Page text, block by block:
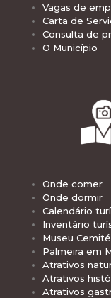
Vagas de
Carta de
Consulta de
O Município
Onde comer
Onde dormir
Calendário
Inventário
Museu
Palmeira em
Atrativos
Atrativos
Atrativos